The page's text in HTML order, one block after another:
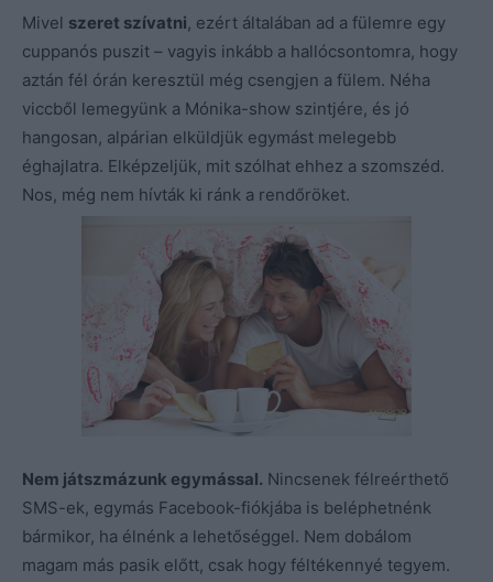
Mivel szeret szívatni, ezért általában ad a fülemre egy
cuppanós puszit – vagyis inkább a hallócsontomra, hogy
aztán fél órán keresztül még csengjen a fülem. Néha
viccből lemegyünk a Mónika-show szintjére, és jó
hangosan, alpárian elküldjük egymást melegebb
éghajlatra. Elképzeljük, mit szólhat ehhez a szomszéd.
Nos, még nem hívták ki ránk a rendőröket.
Nem játszmázunk egymással. Nincsenek félreérthető
SMS-ek, egymás Facebook-fiókjába is beléphetnénk
bármikor, ha élnénk a lehetőséggel. Nem dobálom
magam más pasik előtt, csak hogy féltékennyé tegyem.